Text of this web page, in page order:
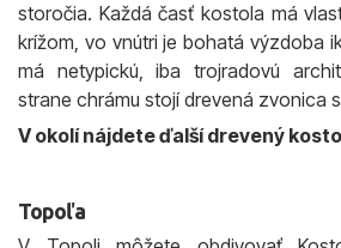
storočia. Každá časť kostola má
krížom, vo vnútri je bohatá výzdoba
má netypickú, iba trojradovú
strane chrámu stojí drevená zvonica
V okolí nájdete ďalší drevený
Topoľa